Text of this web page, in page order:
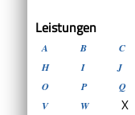
Leistungen
A B C
H
I J
O
P Q
V
W X